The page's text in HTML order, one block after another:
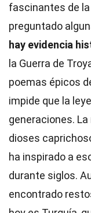
fascinantes de
preguntado
hay evidencia
la Guerra de
poemas épicos
impide que la
generaciones.
dioses
ha inspirado a
durante siglos.
encontrado